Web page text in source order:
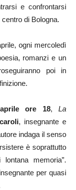
e confrontarsi
centro di Bologna.
ogni mercoledì
romanzi e un
poi in
ore 18, La
, insegnante e
indaga il senso
è soprattutto
memoria”.
per quasi